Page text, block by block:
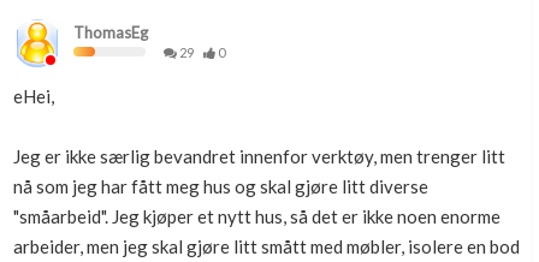
Kundeservice
Få svar på det du lurer på
Boligmappa+
Få mer ut av Boligmappa
Nytt
ThomasEg
29 0
eHei,
Jeg er ikke særlig bevandret innenfor verktøy, men trenger litt
nå som jeg har fått meg hus og skal gjøre litt diverse
"småarbeid". Jeg kjøper et nytt hus, så det er ikke noen enorme
arbeider, men jeg skal gjøre litt smått med møbler, isolere en bod